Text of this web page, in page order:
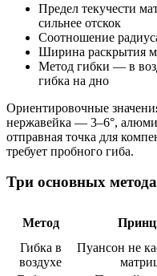
Предел текучести
сильнее отскок
Соотношение
Ширина раскрытия
Метод гибки — в
гибка на дно
Ориентировочные
нержавейка — 3–6°,
отправная точка для
требует пробного гиба.
Три основных
Метод
Гибка в
воздухе
Пуансон не